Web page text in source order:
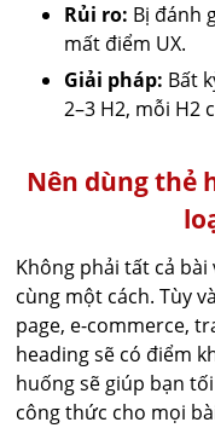
Rủi ro: Bị đánh
mất điểm UX.
Giải pháp: Bất
2–3 H2, mỗi H2
Nên dùng thẻ
Không phải tất cả
cùng một cách. Tùy
page, e-commerce,
heading sẽ có điểm
huống sẽ giúp bạn
công thức cho mọi